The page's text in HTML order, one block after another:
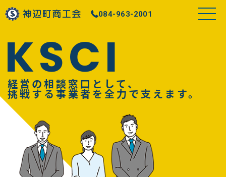
084-963-2001
KSCI
経営の相談窓口として、
挑戦する事業者を 全力で支えます。